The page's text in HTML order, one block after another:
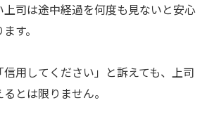
司は途中経過を何度も見ないと安心
す。
用してください」と訴えても、上司
とは限りません。